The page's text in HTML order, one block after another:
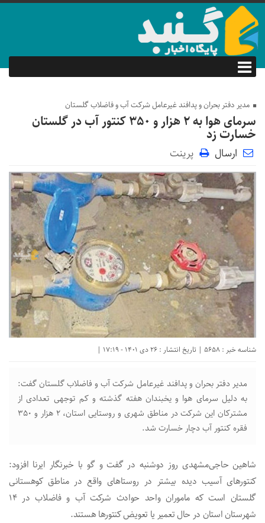
مدیر دفتر بحران و پدافند غیرعامل شرکت آب و فاضلاب گلستان
سرمای هوا به ۲ هزار و ۳۵۰ کنتور آب در گلستان
خسارت زد
ارسال پرینت
شناسه خبر : 5658 | تاریخ انتشار : 26 دی 1401 - 17:19 |
مدیر دفتر بحران و پدافند غیرعامل شرکت آب و فاضلاب گلستان گفت:
به دلیل سرمای هوا و یخبندان‌ هفته گذشته و کم توجهی تعدادی از
مشترکان این شرکت در مناطق شهری و روستایی استان، ۲ هزار و ۳۵۰
فقره کنتور آب دچار خسارت شد.
شاهین حاجی‌مشهدی روز دوشنبه در گفت و گو با خبرنگار ایرنا افزود:
کنتورهای آسیب دیده بیشتر در روستاهای واقع در مناطق کوهستانی
گلستان است که ماموران واحد حوادث شرکت آب و فاضلاب در ۱۴
شهرستان استان در حال تعمیر یا تعویض کنتورها هستند.